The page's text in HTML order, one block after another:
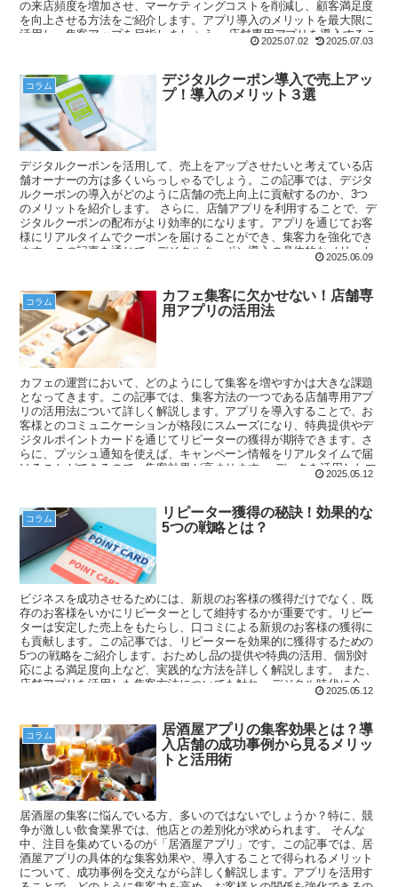
の来店頻度を増加させ、マーケティングコストを削減し、顧客満足度
を向上させる方法をご紹介します。アプリ導入のメリットを最大限に
活用し、集客アップを目指しましょう。 店舗専用アプリを導入するこ
とで、ブランドの強化や競争優位性の確立ができるようになります。
作成を検討している方は、ぜひこの記事を参考にして、店舗の集客力
を高めてください。
2025.07.02 2025.07.03
コラム
デジタルクーポン導入で売上アッ
プ！導入のメリット３選
デジタルクーポンを活用して、売上をアップさせたいと考えている店
舗オーナーの方は多くいらっしゃるでしょう。この記事では、デジタ
ルクーポンの導入がどのように店舗の売上向上に貢献するのか、3つ
のメリットを紹介します。 さらに、店舗アプリを利用することで、デ
ジタルクーポンの配布がより効率的になります。アプリを通じてお客
様にリアルタイムでクーポンを届けることができ、集客力を強化でき
ます。この記事を通じて、デジタルクーポン導入の具体的なメリット
2025.06.09
コラム
カフェ集客に欠かせない！店舗専
用アプリの活用法
カフェの運営において、どのようにして集客を増やすかは大きな課題
となってきます。この記事では、集客方法の一つである店舗専用アプ
リの活用法について詳しく解説します。アプリを導入することで、お
客様とのコミュニケーションが格段にスムーズになり、特典提供やデ
ジタルポイントカードを通じてリピーターの獲得が期待できます。さ
らに、プッシュ通知を使えば、キャンペーン情報をリアルタイムで届
けることができるので、集客効果が高まります。 データを活用したマ
ーケティングも可能となり、効率的にお客様のニーズに応えることが
具体的な活用法を紹介し、あなたのカフェの集客力を向上させるため
のヒントをお届けします。アプリの導入を考えている方は、ぜひ参考
にしてみてください。
2025.05.12
コラム
リピーター獲得の秘訣！効果的な
5つの戦略とは？
ビジネスを成功させるためには、新規のお客様の獲得だけでなく、既
存のお客様をいかにリピーターとして維持するかが重要です。リピー
ターは安定した売上をもたらし、口コミによる新規のお客様の獲得に
も貢献します。この記事では、リピーターを効果的に獲得するための
5つの戦略をご紹介します。おためし品の提供や特典の活用、個別対
応による満足度向上など、実践的な方法を詳しく解説します。 また、
店舗アプリを活用した集客方法についても触れ、デジタル時代に合っ
たアプローチを提案します。顧客データを活用し、ターゲット層をし
ー獲得における最新の動向や注意点も押さえて、あなたのお店の集客
力を高めていきましょう。
2025.05.12
コラム
居酒屋アプリの集客効果とは？導
入店舗の成功事例から見るメリッ
トと活用術
居酒屋の集客に悩んでいる方、多いのではないでしょうか？特に、競
争が激しい飲食業界では、他店との差別化が求められます。 そんな
中、注目を集めているのが「居酒屋アプリ」です。この記事では、居
酒屋アプリの具体的な集客効果や、導入することで得られるメリット
について、成功事例を交えながら詳しく解説します。アプリを活用す